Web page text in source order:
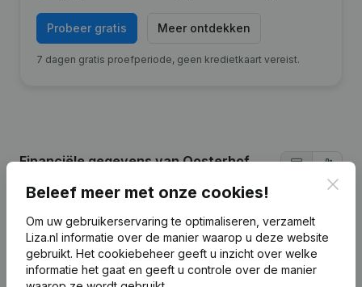
Probeer gratis Meer ontdekken
7 dagen gratis proefperiode, geen kredietkaart vereist.
Financiële gegevensvan Oosterhof
2024 2023 2022
Winst/Verlies €1.337.797 €519.538 €239.168
Beleef meer met onze cookies!
Om uw gebruikerservaring te optimaliseren, verzamelt
Liza.nl informatie over de manier waarop u deze website
gebruikt. Het cookiebeheer geeft u inzicht over welke
informatie het gaat en geeft u controle over de manier